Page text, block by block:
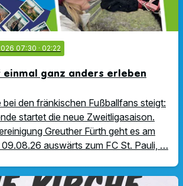
07:30 · 02:22
einmal ganz anders erleben
bei den fränkischen Fußballfans steigt:
startet die neue Zweitligasaison.
Greuther Fürth geht es am
auswärts zum FC St. Pauli, …